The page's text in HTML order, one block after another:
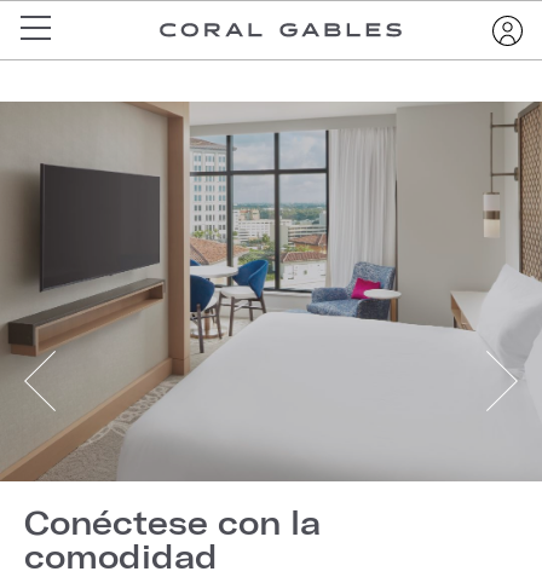
Conéctese con la
comodidad